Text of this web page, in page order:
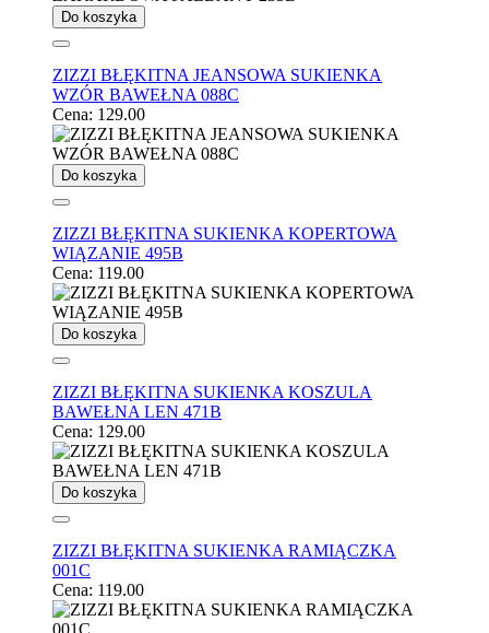
Do koszyka
ZIZZI BŁĘKITNA JEANSOWA SUKIENKA
WZÓR BAWEŁNA 088C
Cena: 129.00
Do koszyka
ZIZZI BŁĘKITNA SUKIENKA KOPERTOWA
WIĄZANIE 495B
Cena: 119.00
Do koszyka
ZIZZI BŁĘKITNA SUKIENKA KOSZULA
BAWEŁNA LEN 471B
Cena: 129.00
Do koszyka
ZIZZI BŁĘKITNA SUKIENKA RAMIĄCZKA
001C
Cena: 119.00